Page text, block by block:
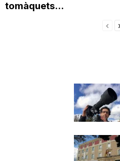
tomàquets...